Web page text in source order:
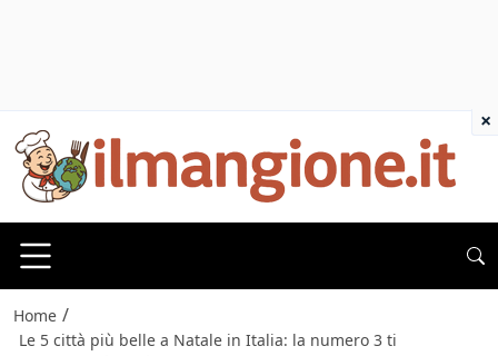
Home /
Le 5 città più belle a Natale in Italia: la numero 3 ti
×